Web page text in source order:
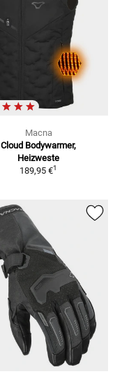
Macna
Cloud Bodywarmer,
Heizweste
189,95 €1